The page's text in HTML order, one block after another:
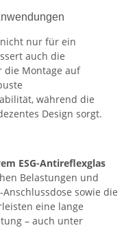
nur für ein
auch die
die Montage auf
während die
Design sorgt.
ESG-Antireflexglas
Belastungen und
sowie die
eine lange
– auch unter